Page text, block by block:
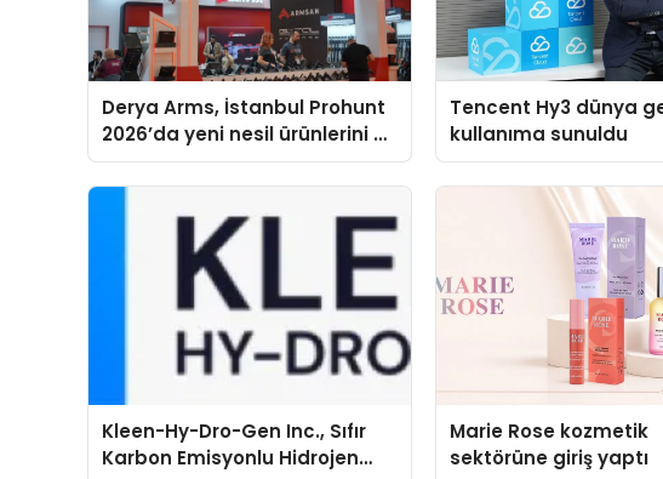
Derya Arms, İstanbul Prohunt
2026’da yeni nesil ürünlerini ve
global marka vizyonunu
sergiledi
Tencent Hy3 dünya
kullanıma sunuldu
Kleen-Hy-Dro-Gen Inc., Sıfır
Karbon Emisyonlu Hidrojen
Marie Rose kozmetik
sektörüne giriş yaptı